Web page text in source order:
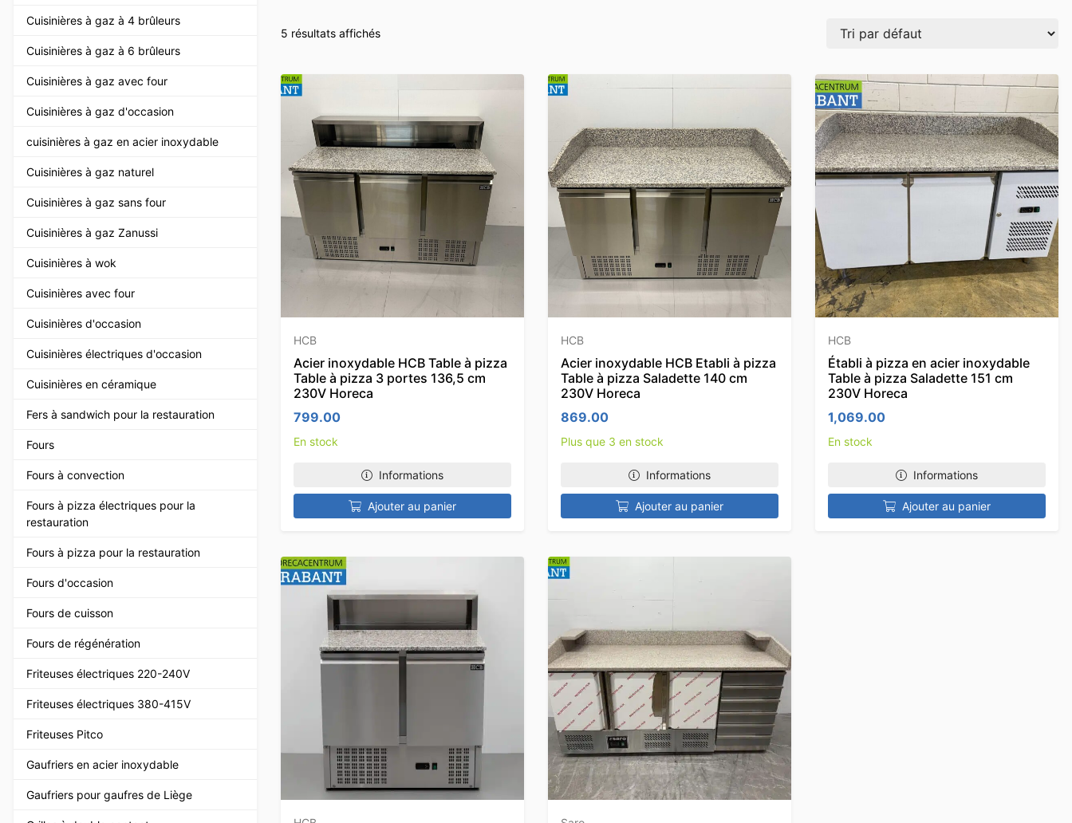
Cuisinières à gaz à 4 brûleurs
Cuisinières à gaz à 6 brûleurs
Cuisinières à gaz avec four
Cuisinières à gaz d'occasion
cuisinières à gaz en acier inoxydable
Cuisinières à gaz naturel
Cuisinières à gaz sans four
Cuisinières à gaz Zanussi
Cuisinières à wok
Cuisinières avec four
Cuisinières d'occasion
Cuisinières électriques d'occasion
Cuisinières en céramique
Fers à sandwich pour la restauration
Fours
Fours à convection
Fours à pizza électriques pour la
restauration
Fours à pizza pour la restauration
Fours d'occasion
Fours de cuisson
Fours de régénération
Friteuses électriques 220-240V
Friteuses électriques 380-415V
Friteuses Pitco
Gaufriers en acier inoxydable
Gaufriers pour gaufres de Liège
5 résultats affichés
HCB
Acier inoxydable HCB Table à pizza
Table à pizza 3 portes 136,5 cm
230V Horeca
799.00
En stock
Informations
Ajouter au panier
HCB
Acier inoxydable HCB Etabli à pizza
Table à pizza Saladette 140 cm
230V Horeca
869.00
Plus que 3 en stock
Informations
Ajouter au panier
HCB
Établi à pizza en acier inoxydable
Table à pizza Saladette 151 cm
230V Horeca
1,069.00
En stock
Informations
Ajouter au panier